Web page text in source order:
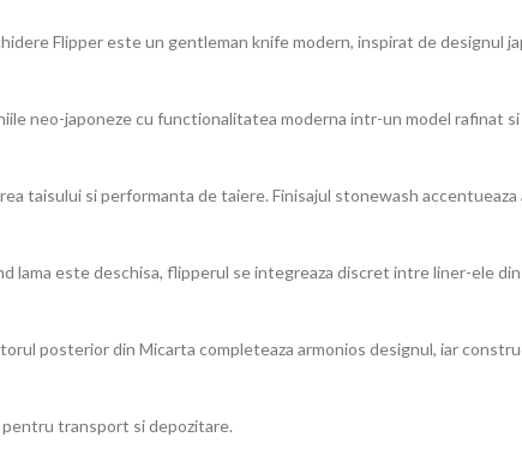
Flipper este un gentleman knife modern, inspirat de designul
neo-japoneze cu functionalitatea moderna intr-un model rafinat
taisului si performanta de taiere. Finisajul stonewash
este deschisa, flipperul se integreaza discret intre liner-ele
posterior din Micarta completeaza armonios designul, iar
transport si depozitare.